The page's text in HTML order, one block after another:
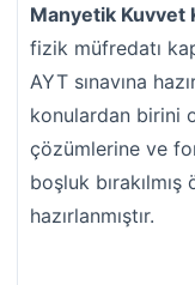
Manyetik Kuvvet
fizik müfredatı
AYT sınavına
konulardan birini
çözümlerine ve
boşluk
hazırlanmıştır.